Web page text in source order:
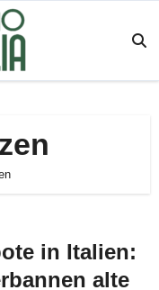
in Italien:
alte